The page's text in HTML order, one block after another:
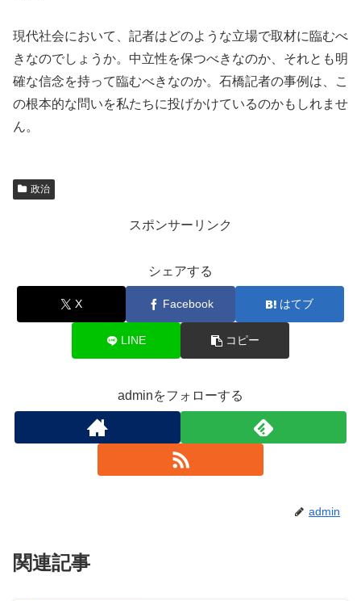
現代社会において、記者はどのような立場で取材に臨むべ
きなのでしょうか。中立性を保つべきなのか、それとも明
確な信念を持って臨むべきなのか。石橋記者の事例は、こ
の根本的な問いを私たちに投げかけているのかもしれませ
ん。
政治
スポンサーリンク
シェアする
X Facebook はてブ
LINE コピー
adminをフォローする
admin
関連記事